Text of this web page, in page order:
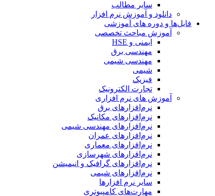
سایر مطالب
دانلود و آموزش نرم افزار
فایل‌ها و دوره های آموزشی
آموزش مباحث تخصصی
ایمنی و HSE
مهندسی برق
مهندسی شیمی
شیمی
فیزیک
تجارت الکترونیک
آموزش های نرم افزاری
نرم‌افزارهای برق
نرم‌افزارهای مکانیک
نرم‌افزارهای مهندسی شیمی
نرم‌افزارهای عمران
نرم‌افزارهای معماری
نرم‌افزارهای شهرسازی
نرم‌افزارهای گرافیک و انیمیشن
نرم‌افزارهای شیمی
سایر نرم افزارها
مهارت‌های کامپیوتری